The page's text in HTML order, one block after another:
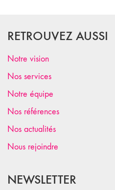
RETROUVEZ AUSSI
Notre vision
Nos services
Notre équipe
Nos références
Nos actualités
Nous rejoindre
NEWSLETTER